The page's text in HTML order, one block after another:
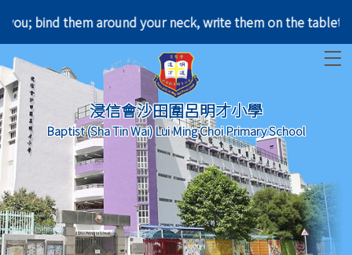
bind them around your neck, write them on the tablet
浸信會沙田圍呂明才小學
Baptist (Sha Tin Wai) Lui Ming Choi Primary School